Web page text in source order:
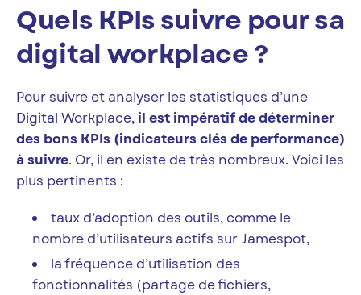
Quels KPIs suivre pour sa
digital workplace ?
Pour suivre et analyser les statistiques d’une
Digital Workplace, il est impératif de déterminer
des bons KPIs (indicateurs clés de performance)
à suivre. Or, il en existe de très nombreux. Voici les
plus pertinents :
taux d’adoption des outils, comme le
nombre d’utilisateurs actifs sur Jamespot,
la fréquence d’utilisation des
fonctionnalités (partage de fichiers,